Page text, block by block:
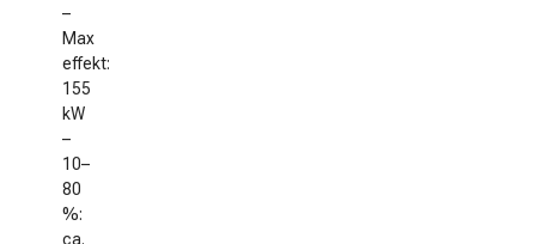
–
Max
effekt:
155
kW
–
10–
80
%:
ca.